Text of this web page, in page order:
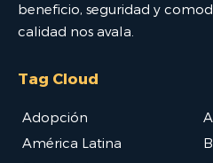
beneficio, seguridad y
calidad nos avala.
Tag Cloud
Adopción
América Latina